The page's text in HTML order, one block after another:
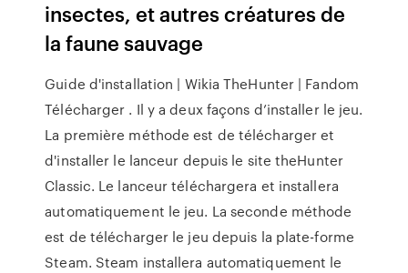
insectes, et autres créatures de
la faune sauvage
Guide d'installation | Wikia TheHunter | Fandom
Télécharger . Il y a deux façons d’installer le jeu.
La première méthode est de télécharger et
d'installer le lanceur depuis le site theHunter
Classic. Le lanceur téléchargera et installera
automatiquement le jeu. La seconde méthode
est de télécharger le jeu depuis la plate-forme
Steam. Steam installera automatiquement le